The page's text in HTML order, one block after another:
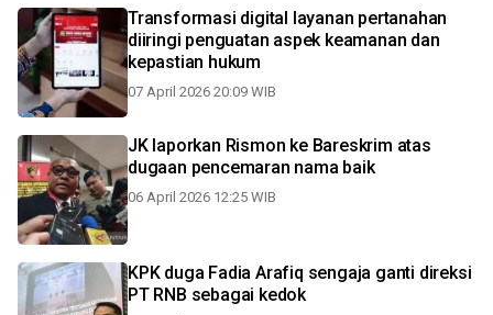
Transformasi digital layanan pertanahan
diiringi penguatan aspek keamanan dan
kepastian hukum
07 April 2026 20:09 WIB
JK laporkan Rismon ke Bareskrim atas
dugaan pencemaran nama baik
06 April 2026 12:25 WIB
KPK duga Fadia Arafiq sengaja ganti direksi
PT RNB sebagai kedok